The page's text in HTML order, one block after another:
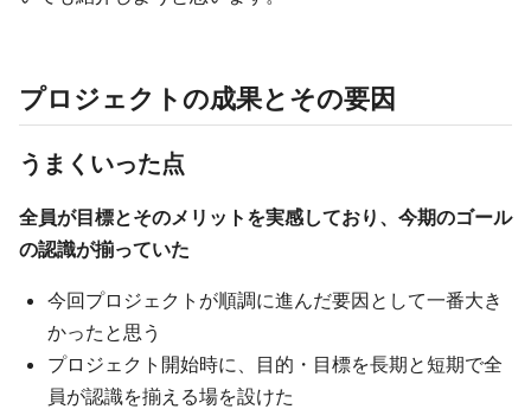
プロジェクトの成果とその要因
うまくいった点
全員が目標とそのメリットを実感しており、今期のゴール
の認識が揃っていた
今回プロジェクトが順調に進んだ要因として一番大き
かったと思う
プロジェクト開始時に、目的・目標を長期と短期で全
員が認識を揃える場を設けた